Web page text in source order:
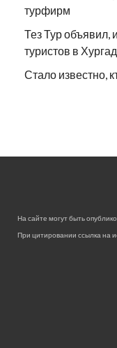
турфирм
Тез Тур объявил,
туристов в
Стало известно,
На сайте могут быть
При цитировании ссылка на